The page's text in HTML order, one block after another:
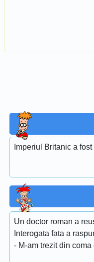
Imperiul Britanic a
Un doctor roman a
Interogata fata a
- M-am trezit din